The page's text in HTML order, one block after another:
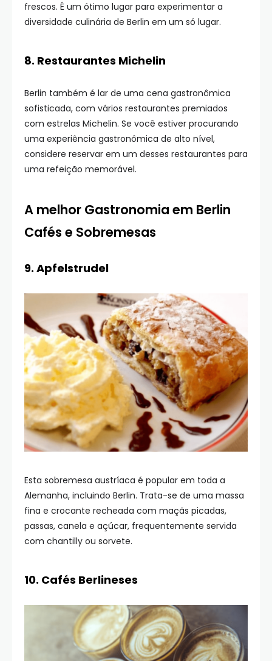
frescos. É um ótimo lugar para experimentar a
diversidade culinária de Berlin em um só lugar.
8. Restaurantes Michelin
Berlin também é lar de uma cena gastronômica
sofisticada, com vários restaurantes premiados
com estrelas Michelin. Se você estiver procurando
uma experiência gastronômica de alto nível,
considere reservar em um desses restaurantes para
uma refeição memorável.
A melhor Gastronomia em Berlin
Cafés e Sobremesas
9. Apfelstrudel
Esta sobremesa austríaca é popular em toda a
Alemanha, incluindo Berlin. Trata-se de uma massa
fina e crocante recheada com maçãs picadas,
passas, canela e açúcar, frequentemente servida
com chantilly ou sorvete.
10. Cafés Berlineses